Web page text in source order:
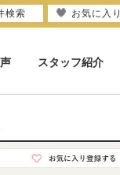
スタッフ紹介
検索 お気に入り